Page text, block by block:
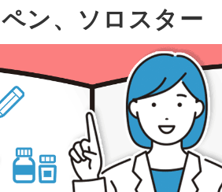
ン、ソロスター